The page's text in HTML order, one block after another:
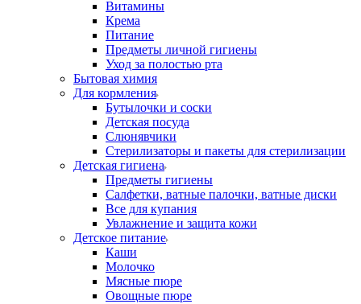
Витамины
Крема
Питание
Предметы личной гигиены
Уход за полостью рта
Бытовая химия
Для кормления
Бутылочки и соски
Детская посуда
Слюнявчики
Стерилизаторы и пакеты для стерилизации
Детская гигиена
Предметы гигиены
Салфетки, ватные палочки, ватные диски
Все для купания
Увлажнение и защита кожи
Детское питание
Каши
Молочко
Мясные пюре
Овощные пюре